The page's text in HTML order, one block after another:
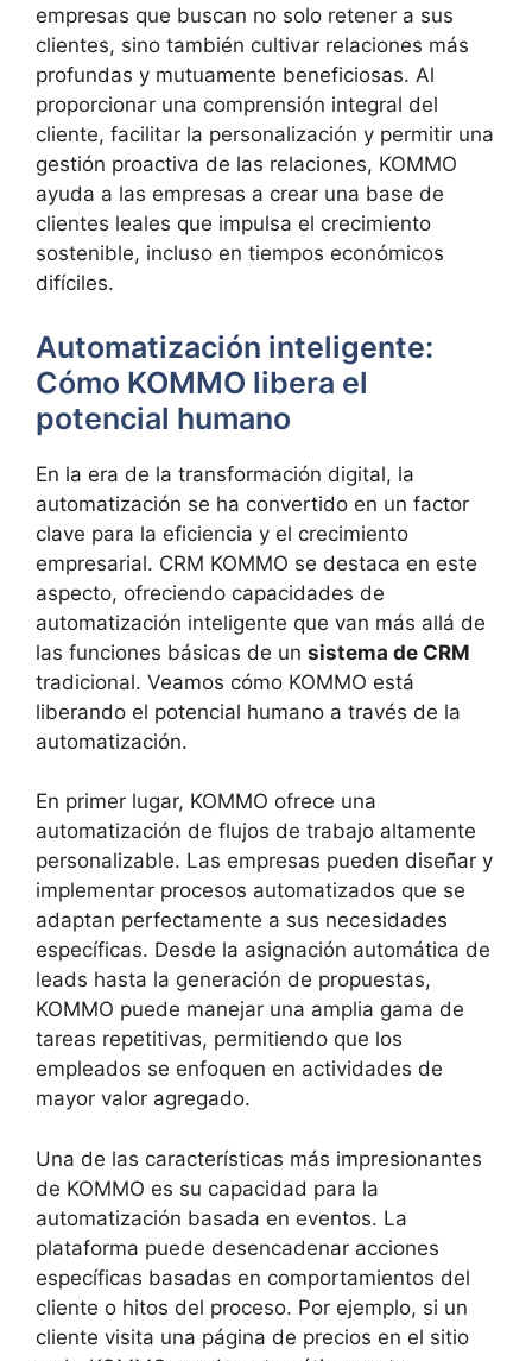
empresas que buscan no solo retener a sus
clientes, sino también cultivar relaciones más
profundas y mutuamente beneficiosas. Al
proporcionar una comprensión integral del
cliente, facilitar la personalización y permitir una
gestión proactiva de las relaciones, KOMMO
ayuda a las empresas a crear una base de
clientes leales que impulsa el crecimiento
sostenible, incluso en tiempos económicos
difíciles.
Automatización inteligente:
Cómo KOMMO libera el
potencial humano
En la era de la transformación digital, la
automatización se ha convertido en un factor
clave para la eficiencia y el crecimiento
empresarial. CRM KOMMO se destaca en este
aspecto, ofreciendo capacidades de
automatización inteligente que van más allá de
las funciones básicas de un sistema de CRM
tradicional. Veamos cómo KOMMO está
liberando el potencial humano a través de la
automatización.
En primer lugar, KOMMO ofrece una
automatización de flujos de trabajo altamente
personalizable. Las empresas pueden diseñar y
implementar procesos automatizados que se
adaptan perfectamente a sus necesidades
específicas. Desde la asignación automática de
leads hasta la generación de propuestas,
KOMMO puede manejar una amplia gama de
tareas repetitivas, permitiendo que los
empleados se enfoquen en actividades de
mayor valor agregado.
Una de las características más impresionantes
de KOMMO es su capacidad para la
automatización basada en eventos. La
plataforma puede desencadenar acciones
específicas basadas en comportamientos del
cliente o hitos del proceso. Por ejemplo, si un
cliente visita una página de precios en el sitio